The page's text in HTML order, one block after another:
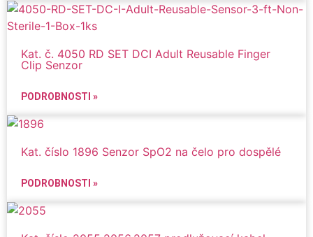
Kat. č. 4050 RD SET DCI Adult Reusable Finger
Clip Senzor
PODROBNOSTI »
Kat. číslo 1896 Senzor SpO2 na čelo pro dospělé
PODROBNOSTI »